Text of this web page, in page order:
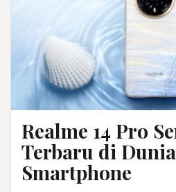
Realme 14 Pro
Terbaru di Dunia
Smartphone